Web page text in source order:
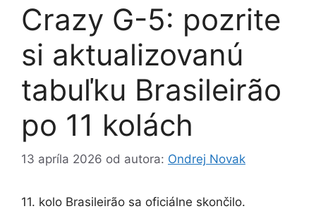
Crazy G-5: pozrite
si aktualizovanú
tabuľku Brasileirão
po 11 kolách
13 apríla 2026 od autora: Ondrej Novak
11. kolo Brasileirão sa oficiálne skončilo.